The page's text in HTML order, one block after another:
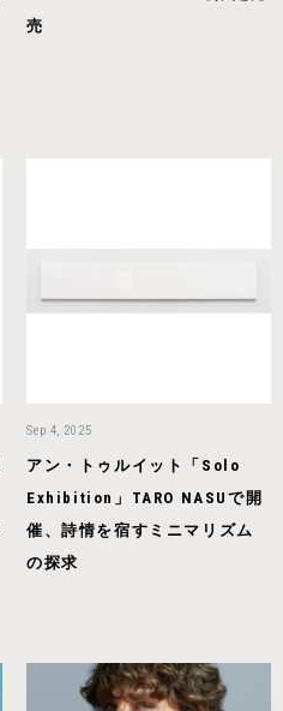
売
Sep 4, 2025
アン・トゥルイット「Solo
Exhibition」TARO NASUで開
催、詩情を宿すミニマリズム
の探求